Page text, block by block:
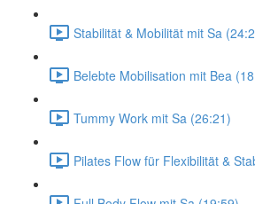
Stabilität & Mobilität mit Sa
Belebte Mobilisation mit Bea
Tummy Work mit Sa (26:21)
Pilates Flow für Flexibilität &